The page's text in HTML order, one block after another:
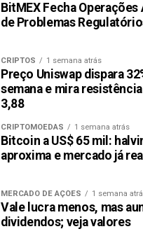
BitMEX Fecha
de Problemas
CRIPTOS 1 semana atrás
Preço Uniswap dispara
semana e mira resistência
3,88
CRIPTOMOEDAS 1 semana atrás
Bitcoin a US$ 65 mil:
aproxima e mercado já
MERCADO DE AÇÕES 1 semana
Vale lucra menos, mas
dividendos; veja valores